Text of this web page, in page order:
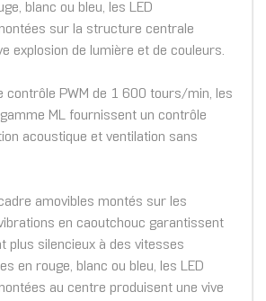
blanc ou bleu, les LED
sur la structure centrale
explosion de lumière et de couleurs.
contrôle PWM de 1 600 tours/min, les
ML fournissent un contrôle
acoustique et ventilation sans
amovibles montés sur les
en caoutchouc garantissent
plus silencieux à des vitesses
en rouge, blanc ou bleu, les LED
au centre produisent une vive